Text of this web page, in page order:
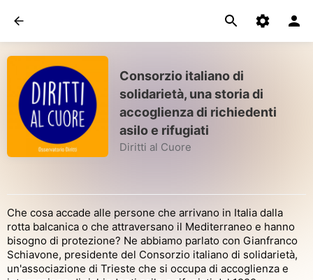
Consorzio italiano di
solidarietà, una storia di
accoglienza di richiedenti
asilo e rifugiati
Diritti al Cuore
Che cosa accade alle persone che arrivano in Italia dalla
rotta balcanica o che attraversano il Mediterraneo e hanno
bisogno di protezione? Ne abbiamo parlato con Gianfranco
Schiavone, presidente del Consorzio italiano di solidarietà,
un'associazione di Trieste che si occupa di accoglienza e